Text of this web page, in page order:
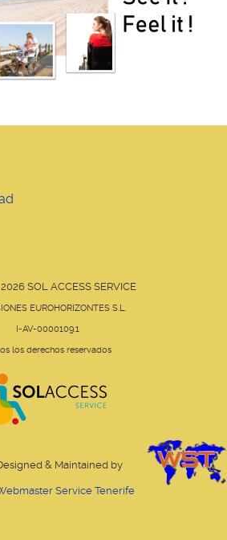
SOL ACCESS SERVICE
EUROHORIZONTES S.L.
I-AV-0000109.1
los derechos reservados
& Maintained by
Service Tenerife